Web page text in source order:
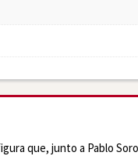
que, junto a Pablo